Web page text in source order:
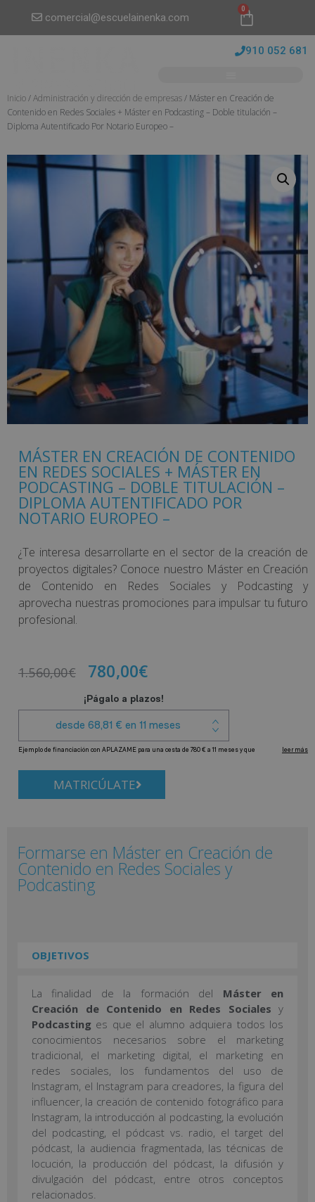
comercial@escuelainenka.com
0
910 052 681
Inicio/Administración y dirección de empresas/ Máster en Creación de
Contenido en Redes Sociales + Máster en Podcasting – Doble titulación –
Diploma Autentificado Por Notario Europeo –
MÁSTER EN CREACIÓN DE CONTENIDO
EN REDES SOCIALES + MÁSTER EN
PODCASTING – DOBLE TITULACIÓN –
DIPLOMA AUTENTIFICADO POR
NOTARIO EUROPEO –
¿Te interesa desarrollarte en el sector de la creación de
proyectos digitales? Conoce nuestro Máster en Creación
de Contenido en Redes Sociales y Podcasting y
aprovecha nuestras promociones para impulsar tu futuro
profesional.
1.560,00€ 780,00€
MATRICÚLATE
Formarse en Máster en Creación de
Contenido en Redes Sociales y
Podcasting
OBJETIVOS
La finalidad de la formación del Máster en
Creación de Contenido en Redes Sociales y
Podcasting es que el alumno adquiera todos los
conocimientos necesarios sobre el marketing
tradicional, el marketing digital, el marketing en
redes sociales, los fundamentos del uso de
Instagram, el Instagram para creadores, la figura del
influencer, la creación de contenido fotográfico para
Instagram, la introducción al podcasting, la evolución
del podcasting, el pódcast vs. radio, el target del
pódcast, la audiencia fragmentada, las técnicas de
locución, la producción del pódcast, la difusión y
divulgación del pódcast, entre otros conceptos
relacionados.